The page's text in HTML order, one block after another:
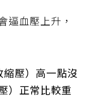
逼血壓上升，
壓）高一點沒
）正常比較重